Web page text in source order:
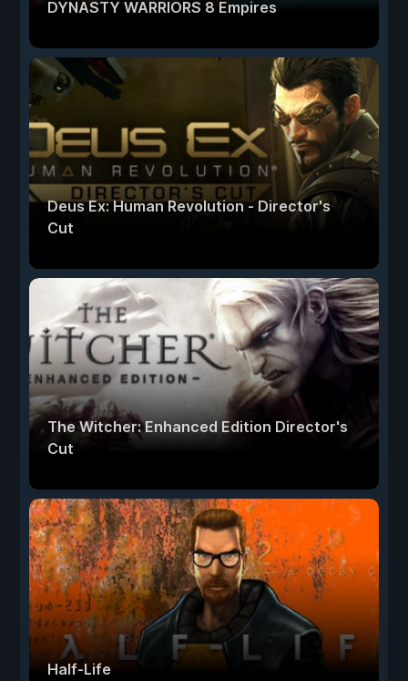
DYNASTY WARRIORS 8 Empires
Deus Ex: Human Revolution - Director's
Cut
The Witcher: Enhanced Edition Director's
Cut
Half-Life